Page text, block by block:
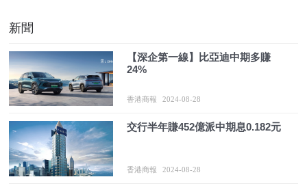
新聞
【深企第一線】比亞迪中期多賺
24%
香港商報 2024-08-28
交行半年賺452億派中期息0.182元
香港商報 2024-08-28